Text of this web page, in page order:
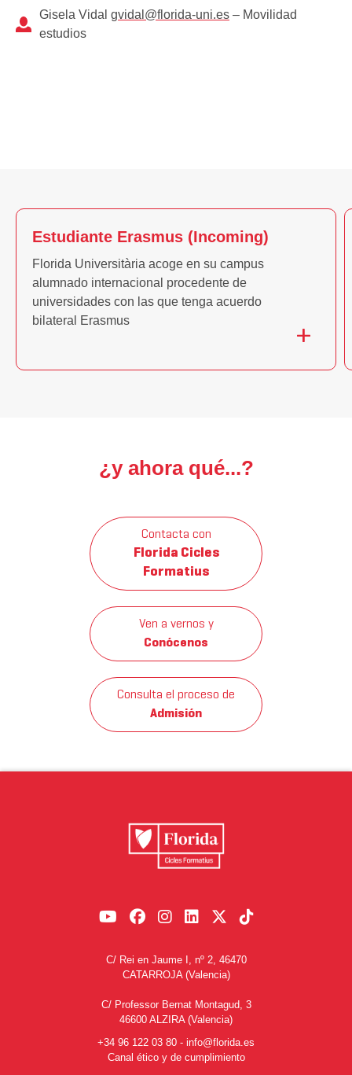
Gisela Vidal gvidal@florida-uni.es – Movilidad
estudios
Estudiante Erasmus (Incoming)
Florida Universitària acoge en su campus
alumnado internacional procedente de
universidades con las que tenga acuerdo
bilateral Erasmus
¿y ahora qué...?
Contacta con
Florida Cicles
Formatius
Ven a vernos y
Conócenos
Consulta el proceso de
Admisión
C/ Rei en Jaume I, nº 2, 46470
CATARROJA (Valencia)
C/ Professor Bernat Montagud, 3
46600 ALZIRA (Valencia)
+34 96 122 03 80 - info@florida.es
Canal ético y de cumplimiento